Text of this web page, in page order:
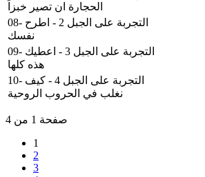
الحجارة ان تصير خبزاً
08- التجربة على الجبل 2 - اطرح
نفسك
09- التجربة على الجبل 3 - اعطيك
هذه كلها
10- التجربة على الجبل 4 - كيف
نغلب في الحروب الروحية
صفحة 1 من 4
1
2
3